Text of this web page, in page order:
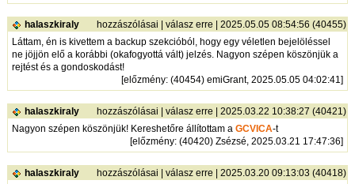
halaszkiraly hozzászólásai |válasz erre | 2025.05.05 08:54:56 (40455)
Láttam, én is kivettem a backup szekcióból, hogy egy véletlen bejelöléssel
ne jöjjön elő a korábbi (okafogyottá vált) jelzés. Nagyon szépen köszönjük a
rejtést és a gondoskodást!
[előzmény: (40454) emiGrant, 2025.05.05 04:02:41]
halaszkiraly hozzászólásai |válasz erre | 2025.03.22 10:38:27 (40421)
Nagyon szépen köszönjük! Kereshetőre állítottam aGCVICA-t
[előzmény: (40420) Zsézsé, 2025.03.21 17:47:36]
halaszkiraly hozzászólásai |válasz erre | 2025.03.20 09:13:03 (40418)